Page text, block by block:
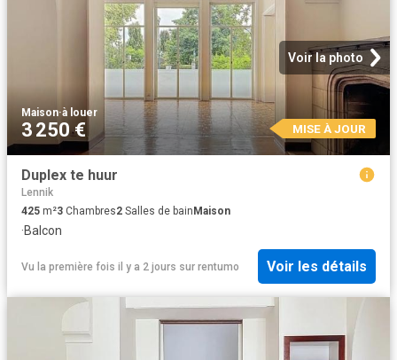
Voir la photo
Maison·à louer
3 250 € MISE À JOUR
Duplex te huur
Lennik
425 m²3 Chambres2 Salles de bainMaison
·Balcon
Vu la première fois il y a 2 jours sur rentumo Voir les détails